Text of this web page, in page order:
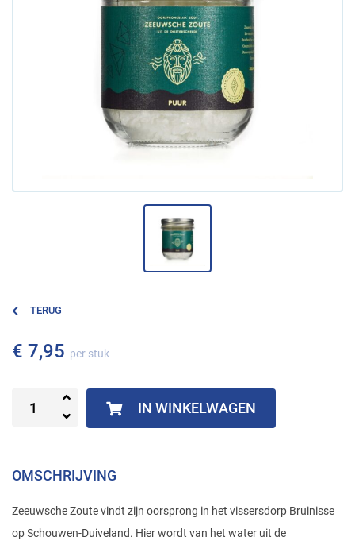
TERUG
€ 7,95 per stuk
IN WINKELWAGEN
OMSCHRIJVING
Zeeuwsche Zoute vindt zijn oorsprong in het vissersdorp Bruinisse
op Schouwen-Duiveland. Hier wordt van het water uit de